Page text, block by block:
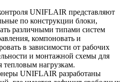
UNIFLAIR представляют
по конструкции блоки,
различными типами систем
компоновать и
в зависимости от рабочих
и монтажной схемы для
тепловым нагрузкам.
UNIFLAIR разработаны